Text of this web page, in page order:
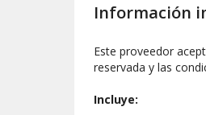
Información
Este proveedor
reservada y las
Incluye: